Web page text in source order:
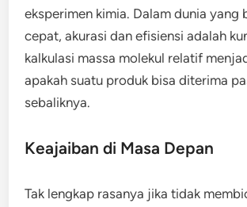
eksperimen kimia. Dalam dunia yang
cepat, akurasi dan efisiensi adalah
kalkulasi massa molekul relatif
apakah suatu produk bisa diterima
sebaliknya.
Keajaiban di Masa Depan
Tak lengkap rasanya jika tidak